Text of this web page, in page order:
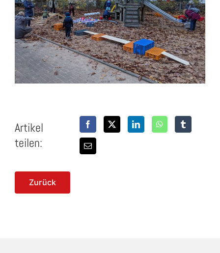
Artikel
teilen:
Zurück